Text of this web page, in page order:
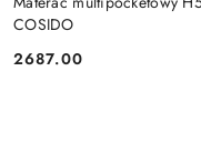
COSIDO
Cena:
2687.00